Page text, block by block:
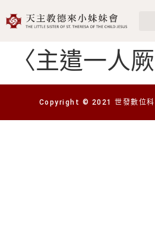
〈主遣一人
Copyright © 2021 世發數位科